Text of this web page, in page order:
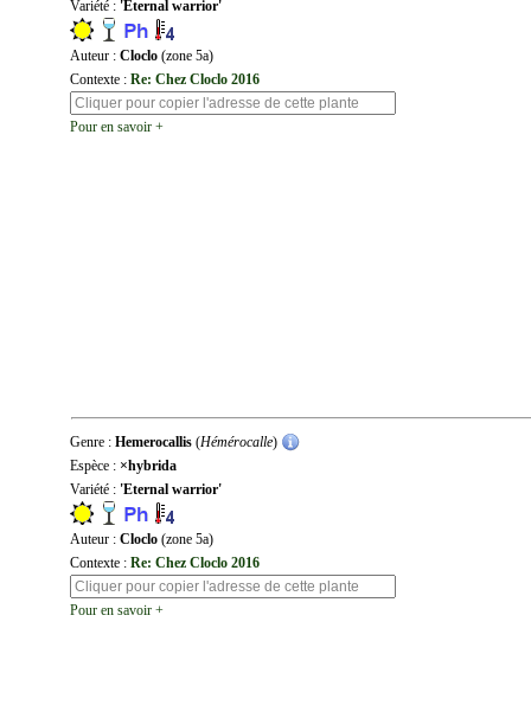
Variété : 'Eternal warrior'
Auteur : Cloclo (zone 5a)
Contexte : Re: Chez Cloclo 2016
Pour en savoir +
Genre : Hemerocallis (Hémérocalle)
Espèce : ×hybrida
Variété : 'Eternal warrior'
Auteur : Cloclo (zone 5a)
Contexte : Re: Chez Cloclo 2016
Pour en savoir +